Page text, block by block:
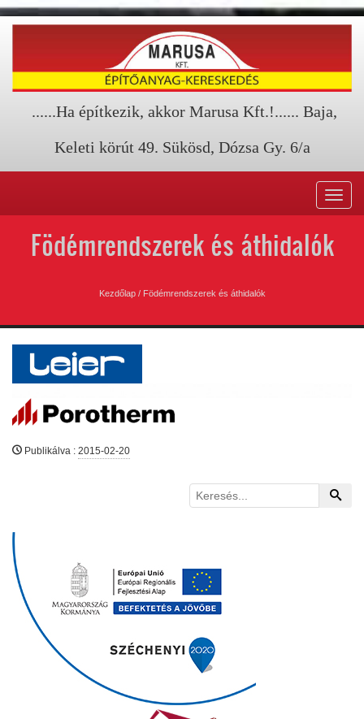
......Ha építkezik, akkor Marusa Kft.!...... Baja,
Keleti körút 49. Sükösd, Dózsa Gy. 6/a
Födémrendszerek és áthidalók
Kezdőlap / Födémrendszerek és áthidalók
Publikálva : 2015-02-20